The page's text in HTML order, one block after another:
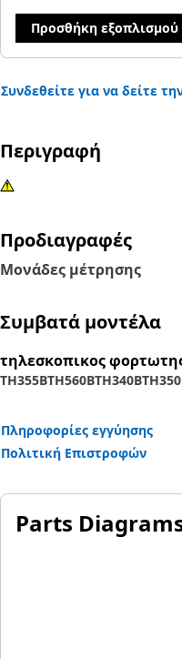
Προσθήκη εξοπλισμού
Συνδεθείτε για να δείτε
Περιγραφή
Προδιαγραφές
Μονάδες μέτρησης
Συμβατά μοντέλα
τηλεσκοπικος
TH355BTH560BTH340B
Πληροφορίες εγγύησης
Πολιτική Επιστροφών
Parts